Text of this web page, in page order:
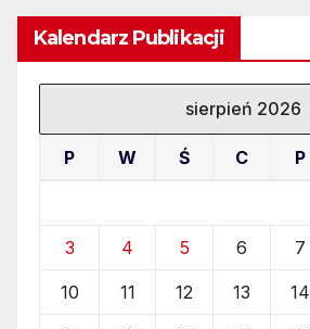
Kalendarz Publikacji
sierpień 2026
P W Ś C P
3 4 5 6 7
10 11 12 13 14